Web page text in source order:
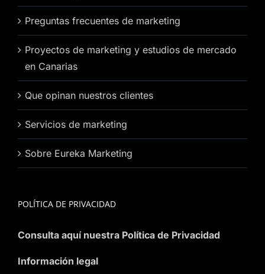
Preguntas frecuentes de marketing
Proyectos de marketing y estudios de mercado
en Canarias
Que opinan nuestros clientes
Servicios de marketing
Sobre Eureka Marketing
POLÍTICA DE PRIVACIDAD
Consulta aquí nuestra Política de Privacidad
Información legal